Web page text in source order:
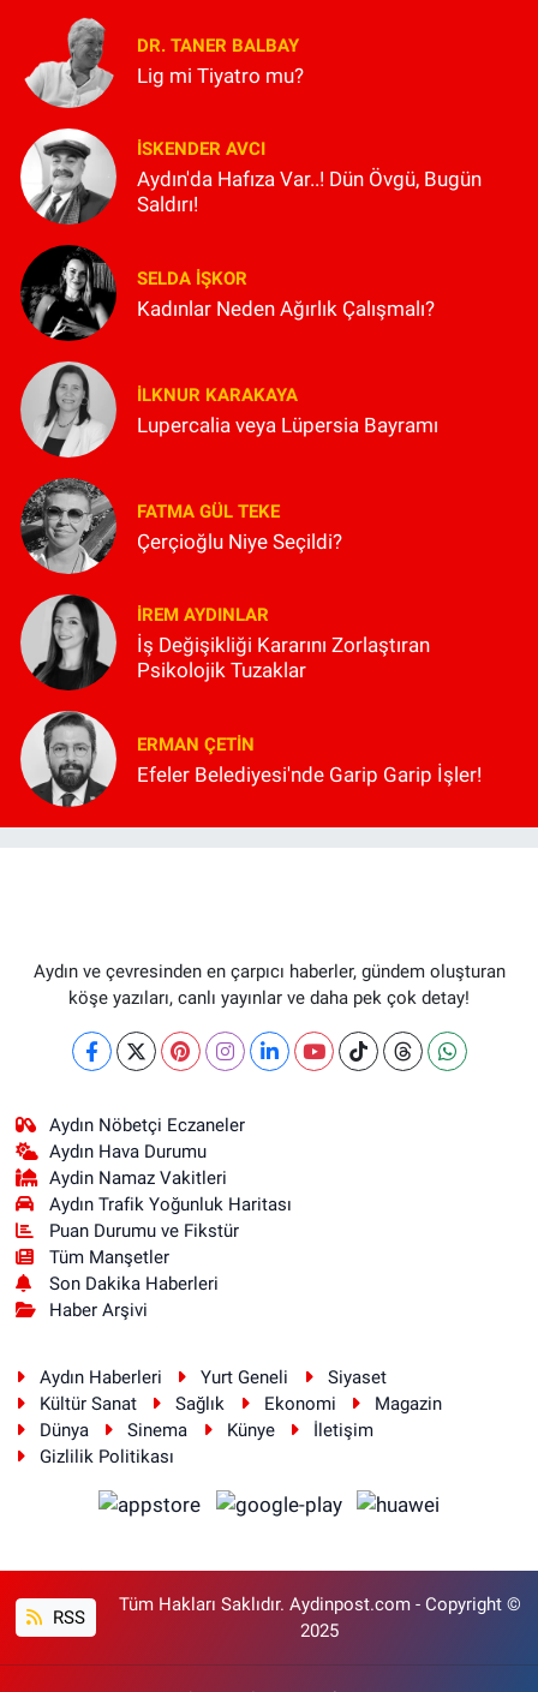
DR. TANER BALBAY
Lig mi Tiyatro mu?
İSKENDER AVCI
Aydın'da Hafıza Var..! Dün Övgü, Bugün
Saldırı!
SELDA İŞKOR
Kadınlar Neden Ağırlık Çalışmalı?
İLKNUR KARAKAYA
Lupercalia veya Lüpersia Bayramı
FATMA GÜL TEKE
Çerçioğlu Niye Seçildi?
İREM AYDINLAR
İş Değişikliği Kararını Zorlaştıran
Psikolojik Tuzaklar
ERMAN ÇETIN
Efeler Belediyesi'nde Garip Garip İşler!
Aydın ve çevresinden en çarpıcı haberler, gündem oluşturan
köşe yazıları, canlı yayınlar ve daha pek çok detay!
Aydın Nöbetçi Eczaneler
Aydın Hava Durumu
Aydin Namaz Vakitleri
Aydın Trafik Yoğunluk Haritası
Puan Durumu ve Fikstür
Tüm Manşetler
Son Dakika Haberleri
Haber Arşivi
Aydın Haberleri Yurt Geneli
Siyaset
Kültür Sanat
Sağlık Ekonomi
Magazin
Dünya
Sinema Künye
İletişim
Gizlilik Politikası
RSS
Tüm Hakları Saklıdır. Aydinpost.com - Copyright ©
2025